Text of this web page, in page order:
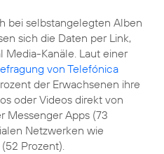
bei selbstangelegten Alben
sich die Daten per Link,
Media-Kanäle. Laut einer
von Telefónica
der Erwachsenen ihre
oder Videos direkt von
Messenger Apps (73
Netzwerken wie
Prozent).